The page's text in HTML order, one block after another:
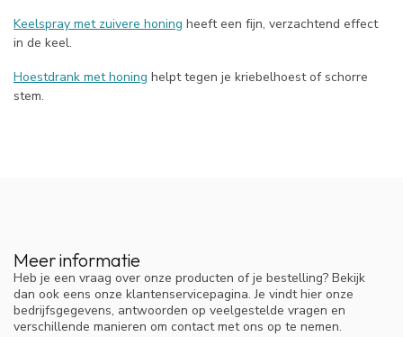
Keelspray met zuivere honing heeft een fijn, verzachtend effect
in de keel.
Hoestdrank met honing helpt tegen je kriebelhoest of schorre
stem.
Meer informatie
Heb je een vraag over onze producten of je bestelling? Bekijk
dan ook eens onze klantenservicepagina. Je vindt hier onze
bedrijfsgegevens, antwoorden op veelgestelde vragen en
verschillende manieren om contact met ons op te nemen.